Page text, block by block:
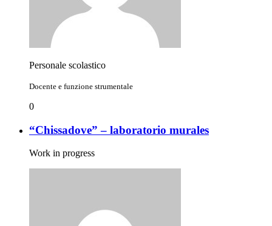
Personale scolastico
Docente e funzione strumentale
0
“Chissadove” – laboratorio murales
Work in progress